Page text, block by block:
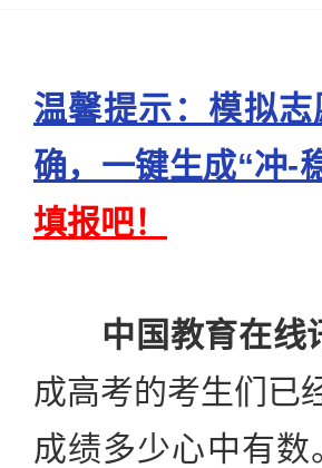
温馨提示：模拟
确，一键生成“冲-
填报吧！
中国教育在线
成高考的考生们已
成绩多少心中有